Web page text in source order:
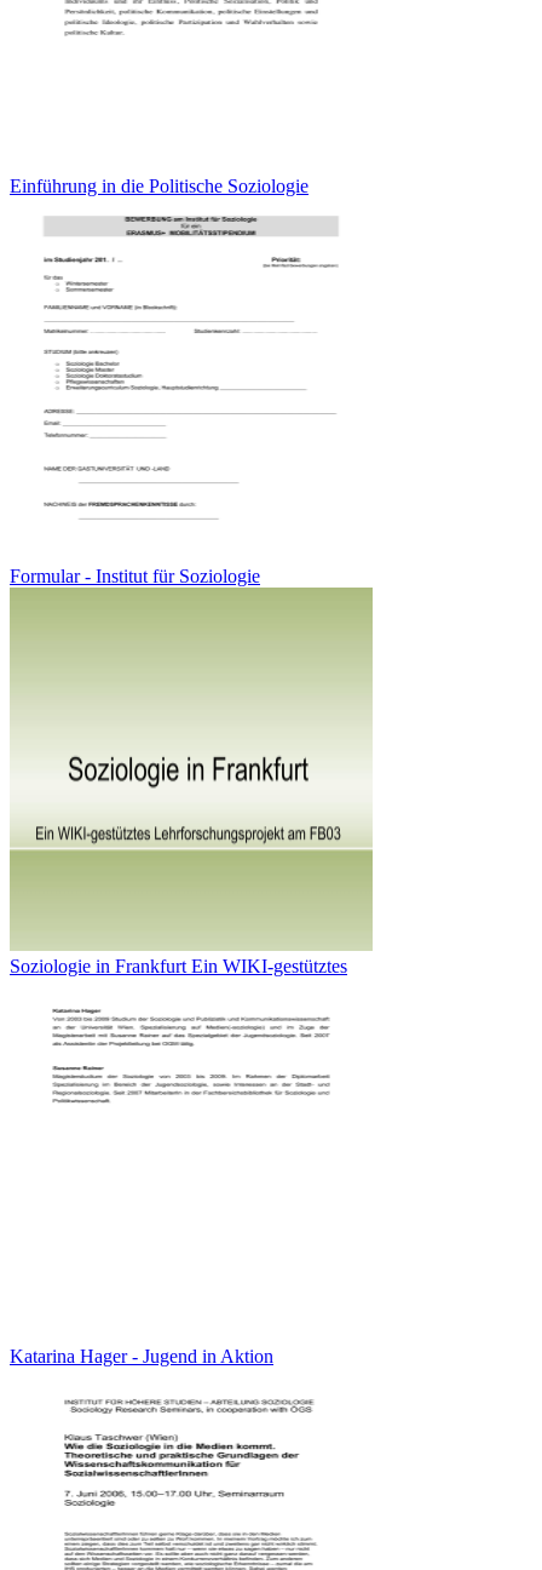
Einführung in die Politische Soziologie
Formular - Institut für Soziologie
Soziologie in Frankfurt Ein WIKI-gestütztes
Katarina Hager - Jugend in Aktion